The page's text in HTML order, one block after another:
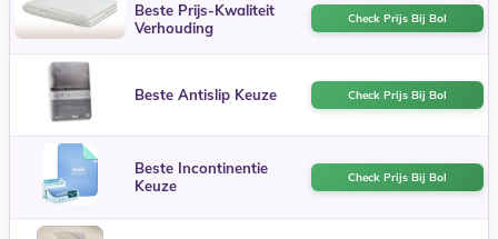
Beste Prijs-Kwaliteit
Verhouding
Check Prijs Bij Bol
Beste Antislip Keuze Check Prijs Bij Bol
Beste Incontinentie
Keuze
Check Prijs Bij Bol